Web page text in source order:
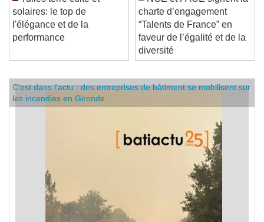
Tuiles terre cuite et
solaires: le top de
l'élégance et de la
NGE et FACE signent la
charte d’engagement
“Talents de France” en
faveur de l’égalité et de la
diversité
C'est dans l'actu : des entreprises de bâtiment se mobilisent sur
les incendies en Gironde